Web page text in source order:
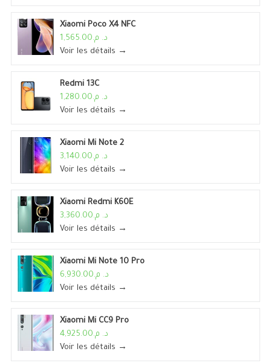
Xiaomi Poco X4 NFC
د. م.1,565.00
Voir les détails →
Redmi 13C
د. م.1,280.00
Voir les détails →
Xiaomi Mi Note 2
د. م.3,140.00
Voir les détails →
Xiaomi Redmi K60E
د. م.3,360.00
Voir les détails →
Xiaomi Mi Note 10 Pro
د. م.6,930.00
Voir les détails →
Xiaomi Mi CC9 Pro
د. م.4,925.00
Voir les détails →